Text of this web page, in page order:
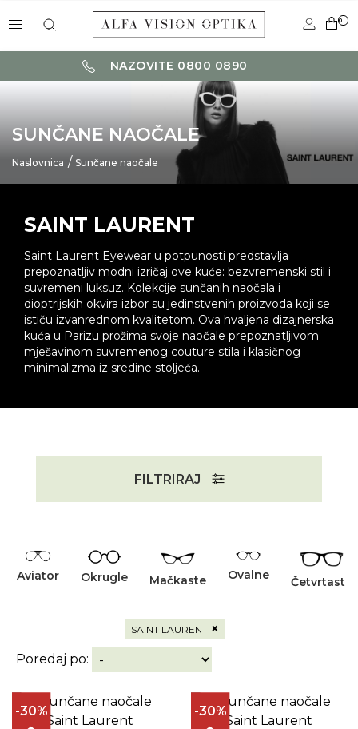
0
NAZOVITE 0800 0890
SUNČANE NAOČALE
Naslovnica Sunčane naočale
SAINT LAURENT
Saint Laurent Eyewear u potpunosti predstavlja
prepoznatljiv modni izričaj ove kuće: bezvremenski stil i
suvremeni luksuz. Kolekcije sunčanih naočala i
dioptrijskih okvira izbor su jedinstvenih proizvoda koji se
ističu izvanrednom kvalitetom. Ova hvaljena dizajnerska
kuća u Parizu prožima svoje naočale prepoznatljivom
mješavinom suvremenog couture stila i klasičnog
minimalizma iz sredine stoljeća.
FILTRIRAJ
Aviator Okrugle Mačkaste Ovalne Četvrtaste
SAINT LAURENT ×
Poredaj po:
-30% -30%